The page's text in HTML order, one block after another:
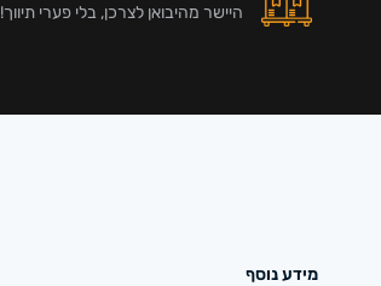
היישר מהיבואן לצרכן, בלי פערי תיווך!
מידע נוסף